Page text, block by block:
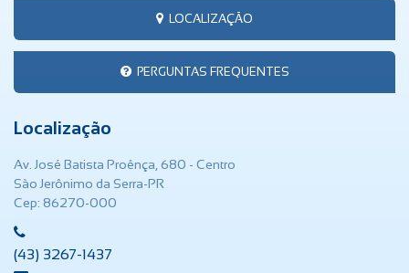
LOCALIZAÇÃO
PERGUNTAS FREQUENTES
Localização
Av. José Batista Proênça, 680 - Centro
São Jerônimo da Serra-PR
Cep: 86270-000
(43) 3267-1437